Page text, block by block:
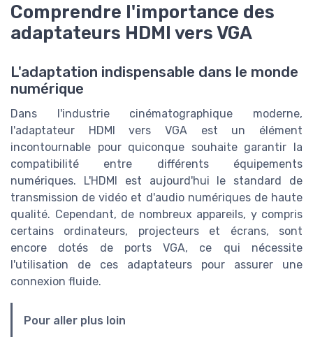
Comprendre l'importance des
adaptateurs HDMI vers VGA
L'adaptation indispensable dans le monde
numérique
Dans l'industrie cinématographique moderne,
l'adaptateur HDMI vers VGA est un élément
incontournable pour quiconque souhaite garantir la
compatibilité entre différents équipements
numériques. L'HDMI est aujourd'hui le standard de
transmission de vidéo et d'audio numériques de haute
qualité. Cependant, de nombreux appareils, y compris
certains ordinateurs, projecteurs et écrans, sont
encore dotés de ports VGA, ce qui nécessite
l'utilisation de ces adaptateurs pour assurer une
connexion fluide.
Pour aller plus loin